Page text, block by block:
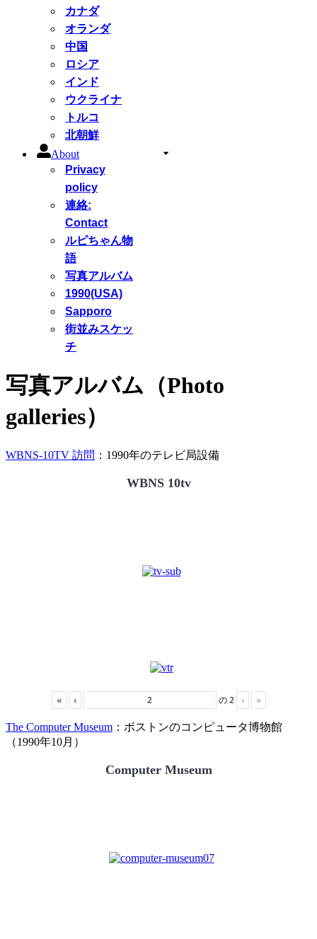
カナダ
オランダ
中国
ロシア
インド
ウクライナ
トルコ
北朝鮮
About
Privacy
policy
連絡:
Contact
ルピちゃん物
語
写真アルバム
1990(USA)
Sapporo
街並みスケッ
チ
写真アルバム（Photo
galleries）
WBNS-10TV 訪問 ：1990年のテレビ局設備
WBNS 10tv
« ‹ の2 › »
The Computer Museum ：ボストンのコンピュータ博物館
（1990年10月）
Computer Museum